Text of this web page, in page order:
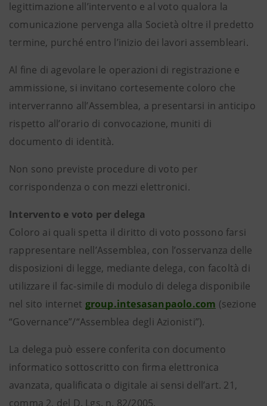
legittimazione all’intervento e al voto qualora la
comunicazione pervenga alla Società oltre il predetto
termine, purché entro l’inizio dei lavori assembleari.
Al fine di agevolare le operazioni di registrazione e
ammissione, si invitano cortesemente coloro che
interverranno all’Assemblea, a presentarsi in anticipo
rispetto all’orario di convocazione, muniti di
documento di identità.
Non sono previste procedure di voto per
corrispondenza o con mezzi elettronici.
Intervento e voto per delega
Coloro ai quali spetta il diritto di voto possono farsi
rappresentare nell’Assemblea, con l’osservanza delle
disposizioni di legge, mediante delega, con facoltà di
utilizzare il fac-simile di modulo di delega disponibile
nel sito internet group.intesasanpaolo.com (sezione
“Governance”/“Assemblea degli Azionisti”).
La delega può essere conferita con documento
informatico sottoscritto con firma elettronica
avanzata, qualificata o digitale ai sensi dell’art. 21,
comma 2, del D. Lgs. n. 82/2005.